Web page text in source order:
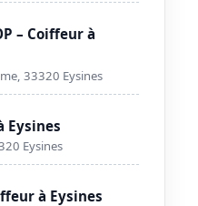
– Coiffeur à
33320 Eysines
Eysines
Eysines
à Eysines